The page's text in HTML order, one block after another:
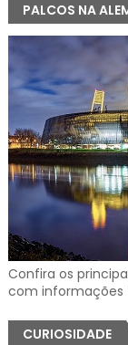
PALCOS NA
Confira os
com informações
CURIOSIDADE